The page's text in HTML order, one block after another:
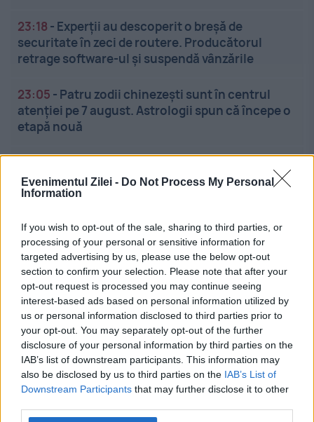
Evenimentul Zilei - Do Not Process My Personal
Information
If you wish to opt-out of the sale, sharing to third parties, or
processing of your personal or sensitive information for
targeted advertising by us, please use the below opt-out
section to confirm your selection. Please note that after your
opt-out request is processed you may continue seeing
interest-based ads based on personal information utilized by
us or personal information disclosed to third parties prior to
your opt-out. You may separately opt-out of the further
disclosure of your personal information by third parties on the
IAB’s list of downstream participants. This information may
also be disclosed by us to third parties on the IAB’s List of
Downstream Participants that may further disclose it to other
23:18 - Experții au descoperit o breșă de
securitate în zeci de routere. Producătorul
retrage software-ul și suspendă vânzările
23:05 - Patru zodii chinezești sunt în centrul
atenției pe 7 august. Astrologii spun că începe o
etapă nouă
A refuzat oferta de la Arsenal și a semnat pe viață
cu Real Madrid
Cel mai bun portal de stiri!
Linkuri utile